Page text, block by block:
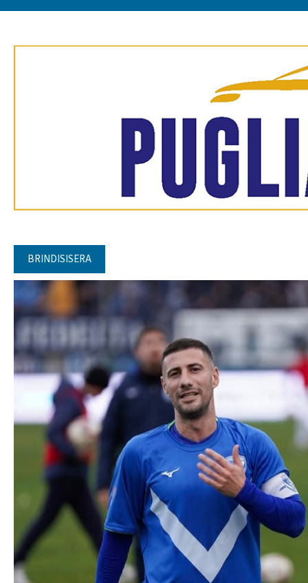
BRINDISISERA